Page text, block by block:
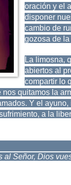
oración y el
disponer
cambio de
gozosa de
La limosna,
abiertos al
compartir lo
quitamos la
Y el
a la
Señor, Dios